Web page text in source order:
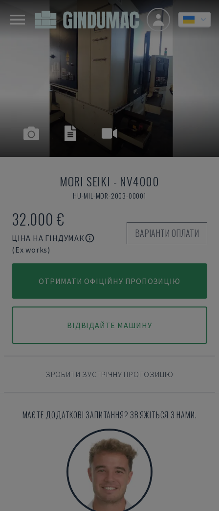
MORI SEIKI - NV4000
HU-MIL-MOR-2003-00001
32.000 €
ЦІНА НА ГІНДУМАК
(Ex works)
ВАРІАНТИ ОПЛАТИ
ОТРИМАТИ ОФІЦІЙНУ ПРОПОЗИЦІЮ
ВІДВІДАЙТЕ МАШИНУ
ЗРОБИТИ ЗУСТРІЧНУ ПРОПОЗИЦІЮ
МАЄТЕ ДОДАТКОВІ ЗАПИТАННЯ? ЗВ'ЯЖІТЬСЯ З НАМИ.